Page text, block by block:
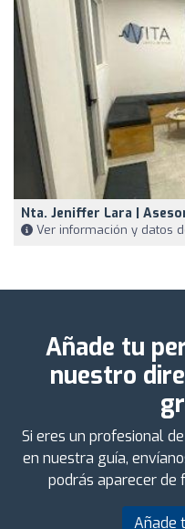
Nta. Jeniffer Lara |
Ver información y datos
Añade tu
nuestro
Si eres un profesional
en nuestra guía,
podrás aparecer
Añade